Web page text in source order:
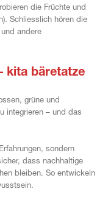
die Früchte und
Schliesslich hören die
andere
kita bäretatze
grüne und
integrieren – und das
sondern
dass nachhaltige
bleiben. So entwickeln